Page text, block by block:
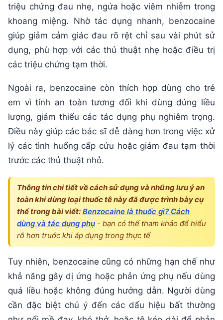
triệu chứng đau nhẹ, ngứa hoặc viêm nhiễm trong
khoang miệng. Nhờ tác dụng nhanh, benzocaine
giúp giảm cảm giác đau rõ rệt chỉ sau vài phút sử
dụng, phù hợp với các thủ thuật nhẹ hoặc điều trị
các triệu chứng tạm thời.
Ngoài ra, benzocaine còn thích hợp dùng cho trẻ
em vì tính an toàn tương đối khi dùng đúng liều
lượng, giảm thiểu các tác dụng phụ nghiêm trọng.
Điều này giúp các bác sĩ dễ dàng hơn trong việc xử
lý các tình huống cấp cứu hoặc giảm đau tạm thời
trước các thủ thuật nhỏ.
Thông tin chi tiết về cách sử dụng và những lưu ý an
toàn khi dùng loại thuốc tê này đã được trình bày cụ
thể trong bài viết: Benzocaine là thuốc gì? Cách
dùng và tác dụng phụ - bạn có thể tham khảo để hiểu
rõ hơn trước khi áp dụng trong thực tế
Tuy nhiên, benzocaine cũng có những hạn chế như
khả năng gây dị ứng hoặc phản ứng phụ nếu dùng
quá liều hoặc không đúng hướng dẫn. Người dùng
cần đặc biệt chú ý đến các dấu hiệu bất thường